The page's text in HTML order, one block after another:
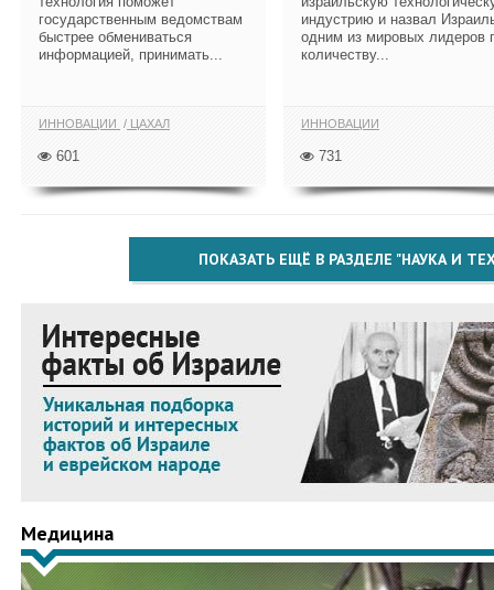
государственным ведомствам
быстрее обмениваться
информацией, принимать...
ИННОВАЦИИ ЦАХАЛ
601
индустрию и назвал
одним из мировых лидеров
количеству...
ИННОВАЦИИ
731
ПОКАЗАТЬ ЕЩЁ В РАЗДЕЛЕ "НАУКА И
Медицина